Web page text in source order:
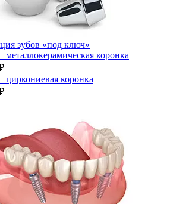
зубов «под ключ»
коронка
циркониевая коронка